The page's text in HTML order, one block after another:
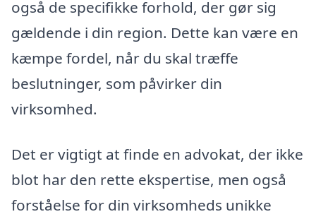
også de specifikke forhold, der gør sig
gældende i din region. Dette kan være en
kæmpe fordel, når du skal træffe
beslutninger, som påvirker din
virksomhed.
Det er vigtigt at finde en advokat, der ikke
blot har den rette ekspertise, men også
forståelse for din virksomheds unikke